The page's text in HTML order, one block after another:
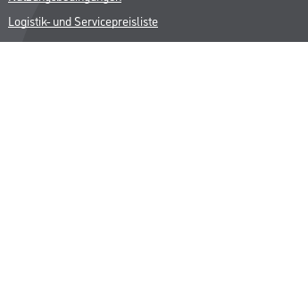
Logistik- und Servicepreisliste
Impressum